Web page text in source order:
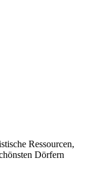
Ressourcen,
Dörfern